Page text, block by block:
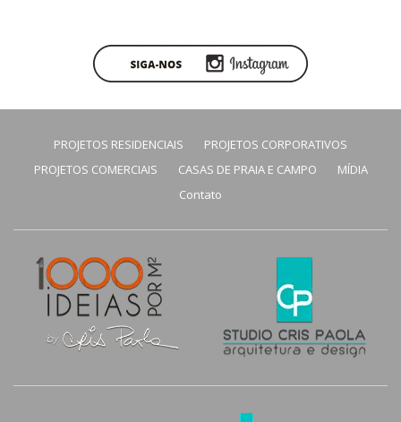
PROJETOS RESIDENCIAIS
PROJETOS CORPORATIVOS
PROJETOS COMERCIAIS
CASAS DE PRAIA E CAMPO
MÍDIA
Contato